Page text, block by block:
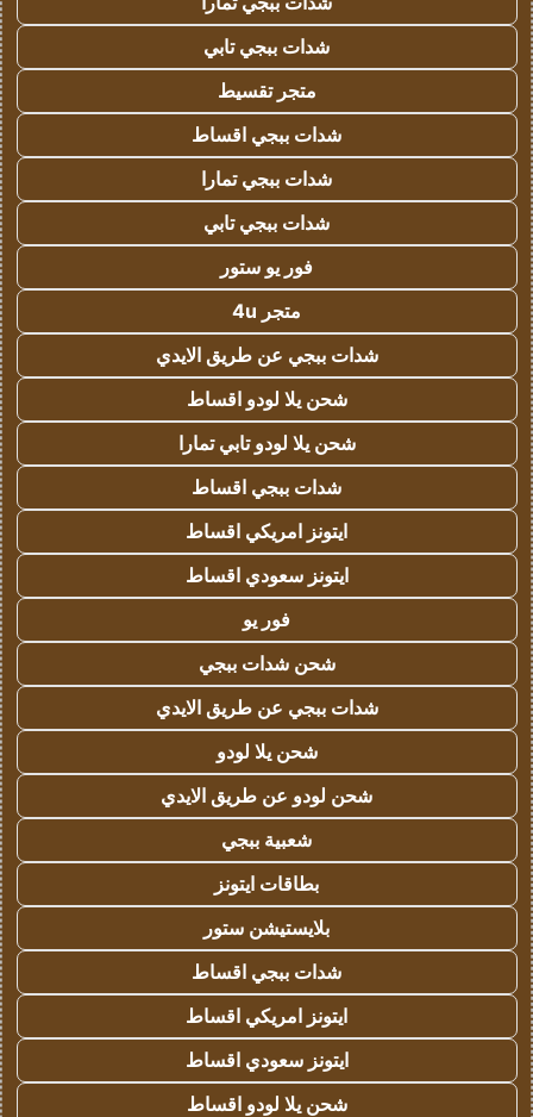
شدات ببجي تابي
متجر تقسيط
شدات ببجي اقساط
شدات ببجي تمارا
شدات ببجي تابي
فور يو ستور
متجر 4u
شدات ببجي عن طريق الايدي
شحن يلا لودو اقساط
شحن يلا لودو تابي تمارا
شدات ببجي اقساط
ايتونز امريكي اقساط
ايتونز سعودي اقساط
فور يو
شحن شدات ببجي
شدات ببجي عن طريق الايدي
شحن يلا لودو
شحن لودو عن طريق الايدي
شعبية ببجي
بطاقات ايتونز
بلايستيشن ستور
شدات ببجي اقساط
ايتونز امريكي اقساط
ايتونز سعودي اقساط
شحن يلا لودو اقساط